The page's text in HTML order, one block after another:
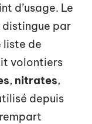
d’usage. Le
distingue par
liste de
volontiers
, nitrates,
depuis